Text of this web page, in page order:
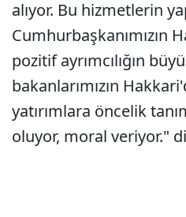
alıyor. Bu hizmetlerin
Cumhurbaşkanımızın
pozitif ayrımcılığın
bakanlarımızın
yatırımlara öncelik
oluyor, moral veriyor."